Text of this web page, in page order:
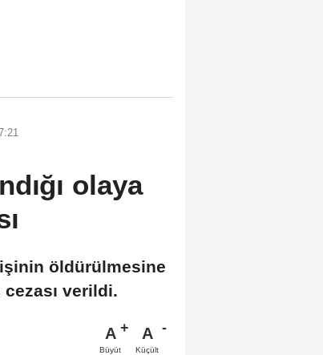
olaya
öldürülmesine
verildi.
A
Büyüt
A
Küçült